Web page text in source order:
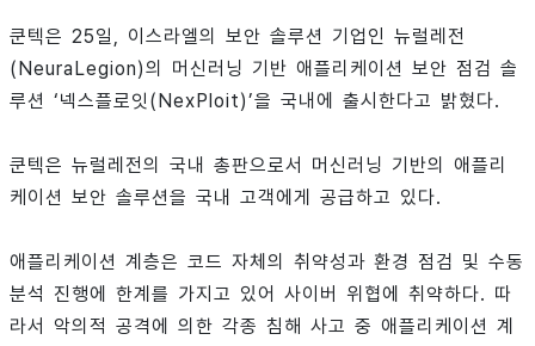
쿤텍은 25일, 이스라엘의 보안 솔루션 기업인 뉴럴레전
(NeuraLegion)의 머신러닝 기반 애플리케이션 보안 점검 솔
루션 ‘넥스플로잇(NexPloit)’을 국내에 출시한다고 밝혔다.
쿤텍은 뉴럴레전의 국내 총판으로서 머신러닝 기반의 애플리
케이션 보안 솔루션을 국내 고객에게 공급하고 있다.
애플리케이션 계층은 코드 자체의 취약성과 환경 점검 및 수동
분석 진행에 한계를 가지고 있어 사이버 위협에 취약하다. 따
라서 악의적 공격에 의한 각종 침해 사고 중 애플리케이션 계